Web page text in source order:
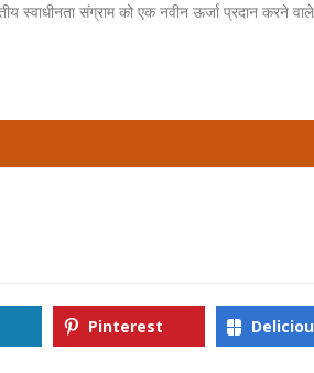
स्वाधीनता संग्राम को एक नवीन ऊर्जा प्रदान करने
Pinterest